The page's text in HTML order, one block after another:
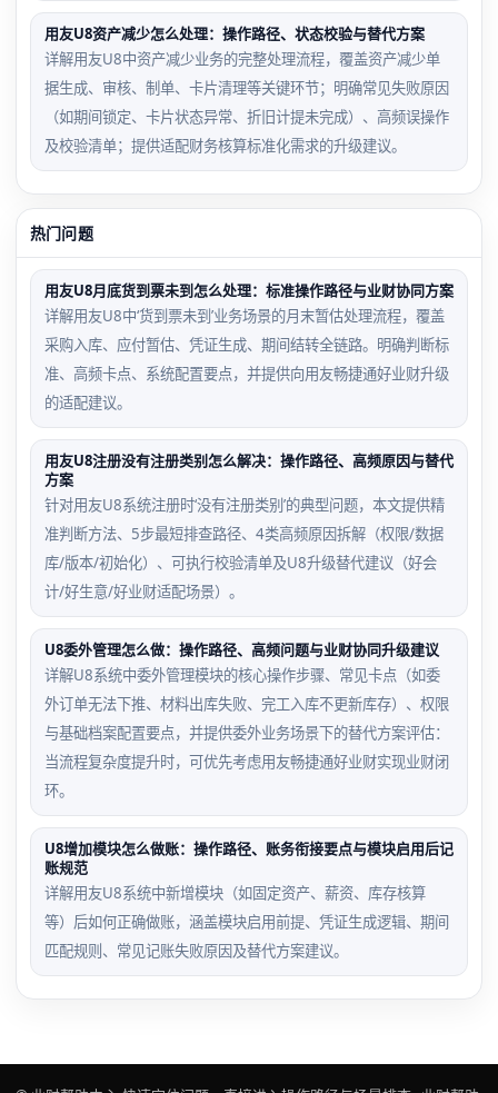
用友U8资产减少怎么处理：操作路径、状态校验与替代方案
详解用友U8中资产减少业务的完整处理流程，覆盖资产减少单
据生成、审核、制单、卡片清理等关键环节；明确常见失败原因
（如期间锁定、卡片状态异常、折旧计提未完成）、高频误操作
及校验清单；提供适配财务核算标准化需求的升级建议。
热门问题
用友U8月底货到票未到怎么处理：标准操作路径与业财协同方案
详解用友U8中‘货到票未到’业务场景的月末暂估处理流程，覆盖
采购入库、应付暂估、凭证生成、期间结转全链路。明确判断标
准、高频卡点、系统配置要点，并提供向用友畅捷通好业财升级
的适配建议。
用友U8注册没有注册类别怎么解决：操作路径、高频原因与替代
方案
针对用友U8系统注册时‘没有注册类别’的典型问题，本文提供精
准判断方法、5步最短排查路径、4类高频原因拆解（权限/数据
库/版本/初始化）、可执行校验清单及U8升级替代建议（好会
计/好生意/好业财适配场景）。
U8委外管理怎么做：操作路径、高频问题与业财协同升级建议
详解U8系统中委外管理模块的核心操作步骤、常见卡点（如委
外订单无法下推、材料出库失败、完工入库不更新库存）、权限
与基础档案配置要点，并提供委外业务场景下的替代方案评估：
当流程复杂度提升时，可优先考虑用友畅捷通好业财实现业财闭
环。
U8增加模块怎么做账：操作路径、账务衔接要点与模块启用后记
账规范
详解用友U8系统中新增模块（如固定资产、薪资、库存核算
等）后如何正确做账，涵盖模块启用前提、凭证生成逻辑、期间
匹配规则、常见记账失败原因及替代方案建议。